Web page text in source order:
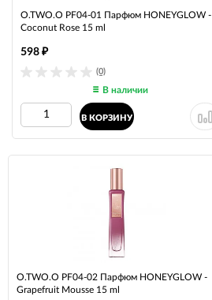
O.TWO.O PF04-01 Парфюм HONEYGLOW -
Coconut Rose 15 ml
(0)
598 ₽
В наличии
В КОРЗИНУ
O.TWO.O PF04-02 Парфюм HONEYGLOW -
Grapefruit Mousse 15 ml